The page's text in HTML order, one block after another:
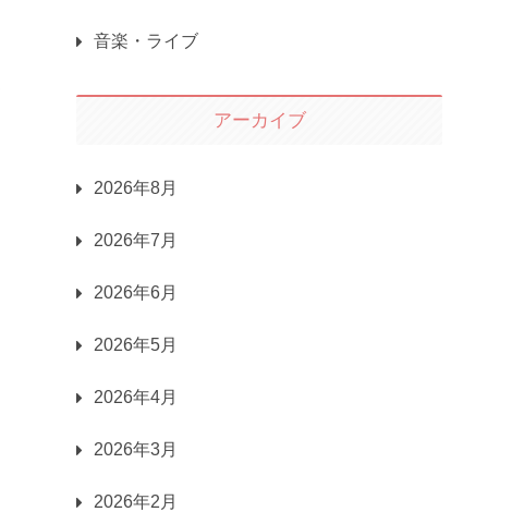
音楽・ライブ
アーカイブ
2026年8月
2026年7月
2026年6月
2026年5月
2026年4月
2026年3月
2026年2月